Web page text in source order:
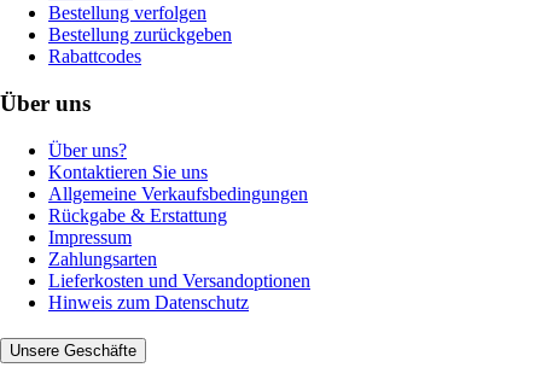
Bestellung verfolgen
Bestellung zurückgeben
Rabattcodes
Über uns
Über uns?
Kontaktieren Sie uns
Allgemeine Verkaufsbedingungen
Rückgabe & Erstattung
Impressum
Zahlungsarten
Lieferkosten und Versandoptionen
Hinweis zum Datenschutz
Unsere Geschäfte